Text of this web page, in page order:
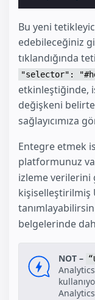
Bu yeni
edebileceğiniz
tıklandığında
"selector":
etkinleştiğinde,
değişkeni
sağlayıcımıza
Entegre etmek
platformunuz
izleme verilerini
kişiselleştirilmiş
belgelerinde
NOT –